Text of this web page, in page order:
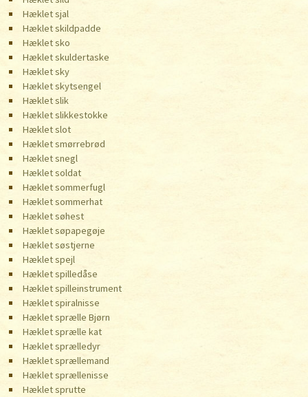
Hæklet sjal
Hæklet skildpadde
Hæklet sko
Hæklet skuldertaske
Hæklet sky
Hæklet skytsengel
Hæklet slik
Hæklet slikkestokke
Hæklet slot
Hæklet smørrebrød
Hæklet snegl
Hæklet soldat
Hæklet sommerfugl
Hæklet sommerhat
Hæklet søhest
Hæklet søpapegøje
Hæklet søstjerne
Hæklet spejl
Hæklet spilledåse
Hæklet spilleinstrument
Hæklet spiralnisse
Hæklet sprælle Bjørn
Hæklet sprælle kat
Hæklet sprælledyr
Hæklet sprællemand
Hæklet sprællenisse
Hæklet sprutte